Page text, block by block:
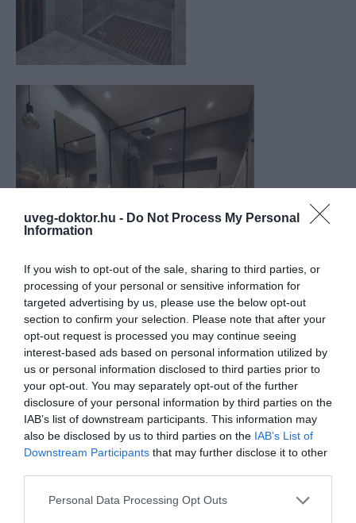
uveg-doktor.hu - Do Not Process My Personal
Information
If you wish to opt-out of the sale, sharing to third parties, or
processing of your personal or sensitive information for
targeted advertising by us, please use the below opt-out
section to confirm your selection. Please note that after your
opt-out request is processed you may continue seeing
interest-based ads based on personal information utilized by
us or personal information disclosed to third parties prior to
your opt-out. You may separately opt-out of the further
disclosure of your personal information by third parties on the
IAB’s list of downstream participants. This information may
also be disclosed by us to third parties on the IAB’s List of
Downstream Participants that may further disclose it to other
Personal Data Processing Opt Outs